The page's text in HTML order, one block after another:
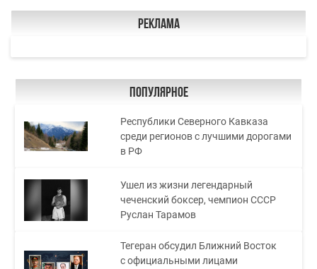
Реклама
Популярное
Республики Северного Кавказа
среди регионов с лучшими дорогами
в РФ
Ушел из жизни легендарный
чеченский боксер, чемпион СССР
Руслан Тарамов
Тегеран обсудил Ближний Восток
с официальными лицами